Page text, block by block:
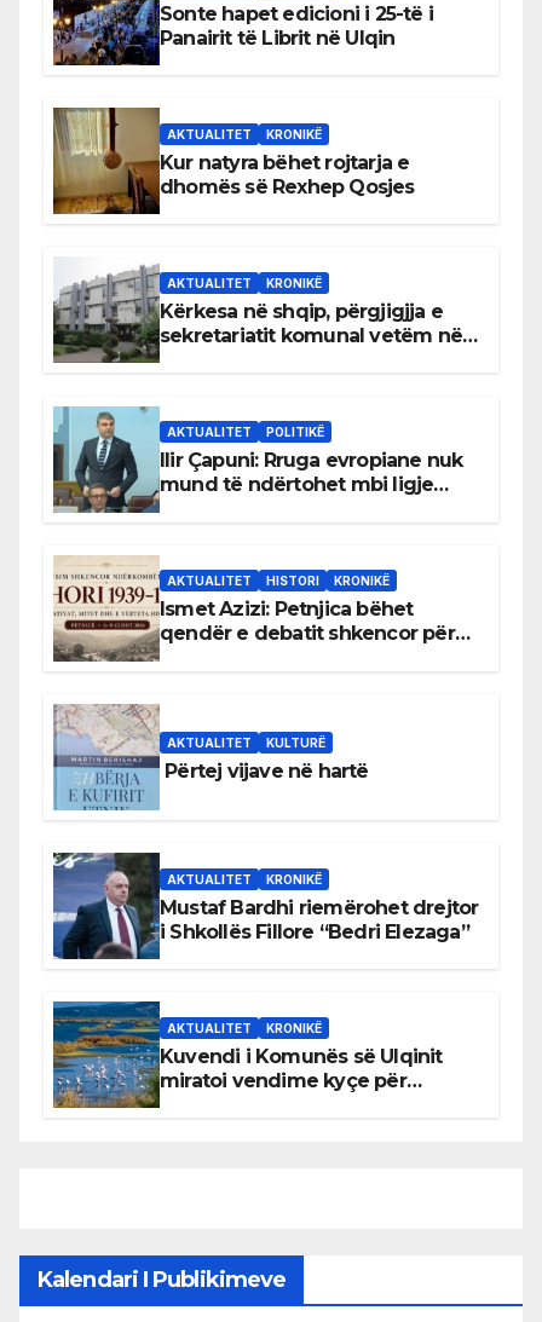
Sonte hapet edicioni i 25-të i
Panairit të Librit në Ulqin
AKTUALITET KRONIKË
Kur natyra bëhet rojtarja e
dhomës së Rexhep Qosjes
AKTUALITET KRONIKË
Kërkesa në shqip, përgjigjja e
sekretariatit komunal vetëm në
AKTUALITET POLITIKË
Ilir Çapuni: Rruga evropiane nuk
mund të ndërtohet mbi ligje
AKTUALITET HISTORI KRONIKË
Ismet Azizi: Petnjica bëhet
qendër e debatit shkencor për
AKTUALITET KULTURË
Përtej vijave në hartë
AKTUALITET KRONIKË
Mustaf Bardhi riemërohet drejtor
i Shkollës Fillore “Bedri Elezaga”
AKTUALITET KRONIKË
Kuvendi i Komunës së Ulqinit
miratoi vendime kyçe për
Kalendari I Publikimeve